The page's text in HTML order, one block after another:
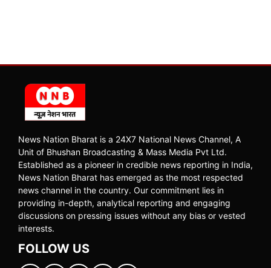
News Nation Bharat is a 24X7 National News Channel, A
Unit of Bhushan Broadcasting & Mass Media Pvt Ltd.
Established as a pioneer in credible news reporting in India,
News Nation Bharat has emerged as the most respected
news channel in the country. Our commitment lies in
providing in-depth, analytical reporting and engaging
discussions on pressing issues without any bias or vested
interests.
FOLLOW US